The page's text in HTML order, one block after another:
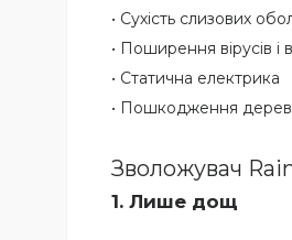
• Сухість слизових
• Поширення вірусів і
• Статична електрика
• Пошкодження
Зволожувач
1. Лише дощ